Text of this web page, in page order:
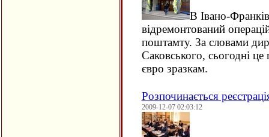
В Івано-
відремонтований
поштамту. За словами
Саковського, сьогодні
євро зразкам.
Розпочинається
2009-12-07 02:03:12